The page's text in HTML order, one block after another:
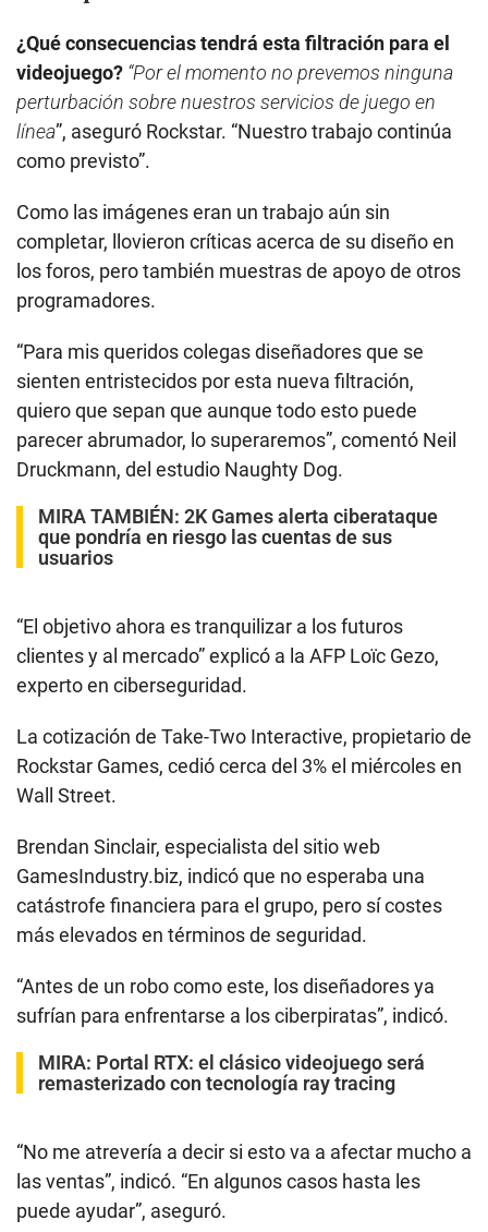
¿Qué consecuencias tendrá esta filtración para el
videojuego? “Por el momento no prevemos ninguna
perturbación sobre nuestros servicios de juego en
línea”, aseguró Rockstar. “Nuestro trabajo continúa
como previsto”.
Como las imágenes eran un trabajo aún sin
completar, llovieron críticas acerca de su diseño en
los foros, pero también muestras de apoyo de otros
programadores.
“Para mis queridos colegas diseñadores que se
sienten entristecidos por esta nueva filtración,
quiero que sepan que aunque todo esto puede
parecer abrumador, lo superaremos”, comentó Neil
Druckmann, del estudio Naughty Dog.
MIRA TAMBIÉN: 2K Games alerta ciberataque
que pondría en riesgo las cuentas de sus
usuarios
“El objetivo ahora es tranquilizar a los futuros
clientes y al mercado” explicó a la AFP Loïc Gezo,
experto en ciberseguridad.
La cotización de Take-Two Interactive, propietario de
Rockstar Games, cedió cerca del 3% el miércoles en
Wall Street.
Brendan Sinclair, especialista del sitio web
GamesIndustry.biz, indicó que no esperaba una
catástrofe financiera para el grupo, pero sí costes
más elevados en términos de seguridad.
“Antes de un robo como este, los diseñadores ya
sufrían para enfrentarse a los ciberpiratas”, indicó.
MIRA: Portal RTX: el clásico videojuego será
remasterizado con tecnología ray tracing
“No me atrevería a decir si esto va a afectar mucho a
las ventas”, indicó. “En algunos casos hasta les
puede ayudar”, aseguró.